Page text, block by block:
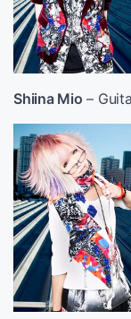
Shiina Mio –